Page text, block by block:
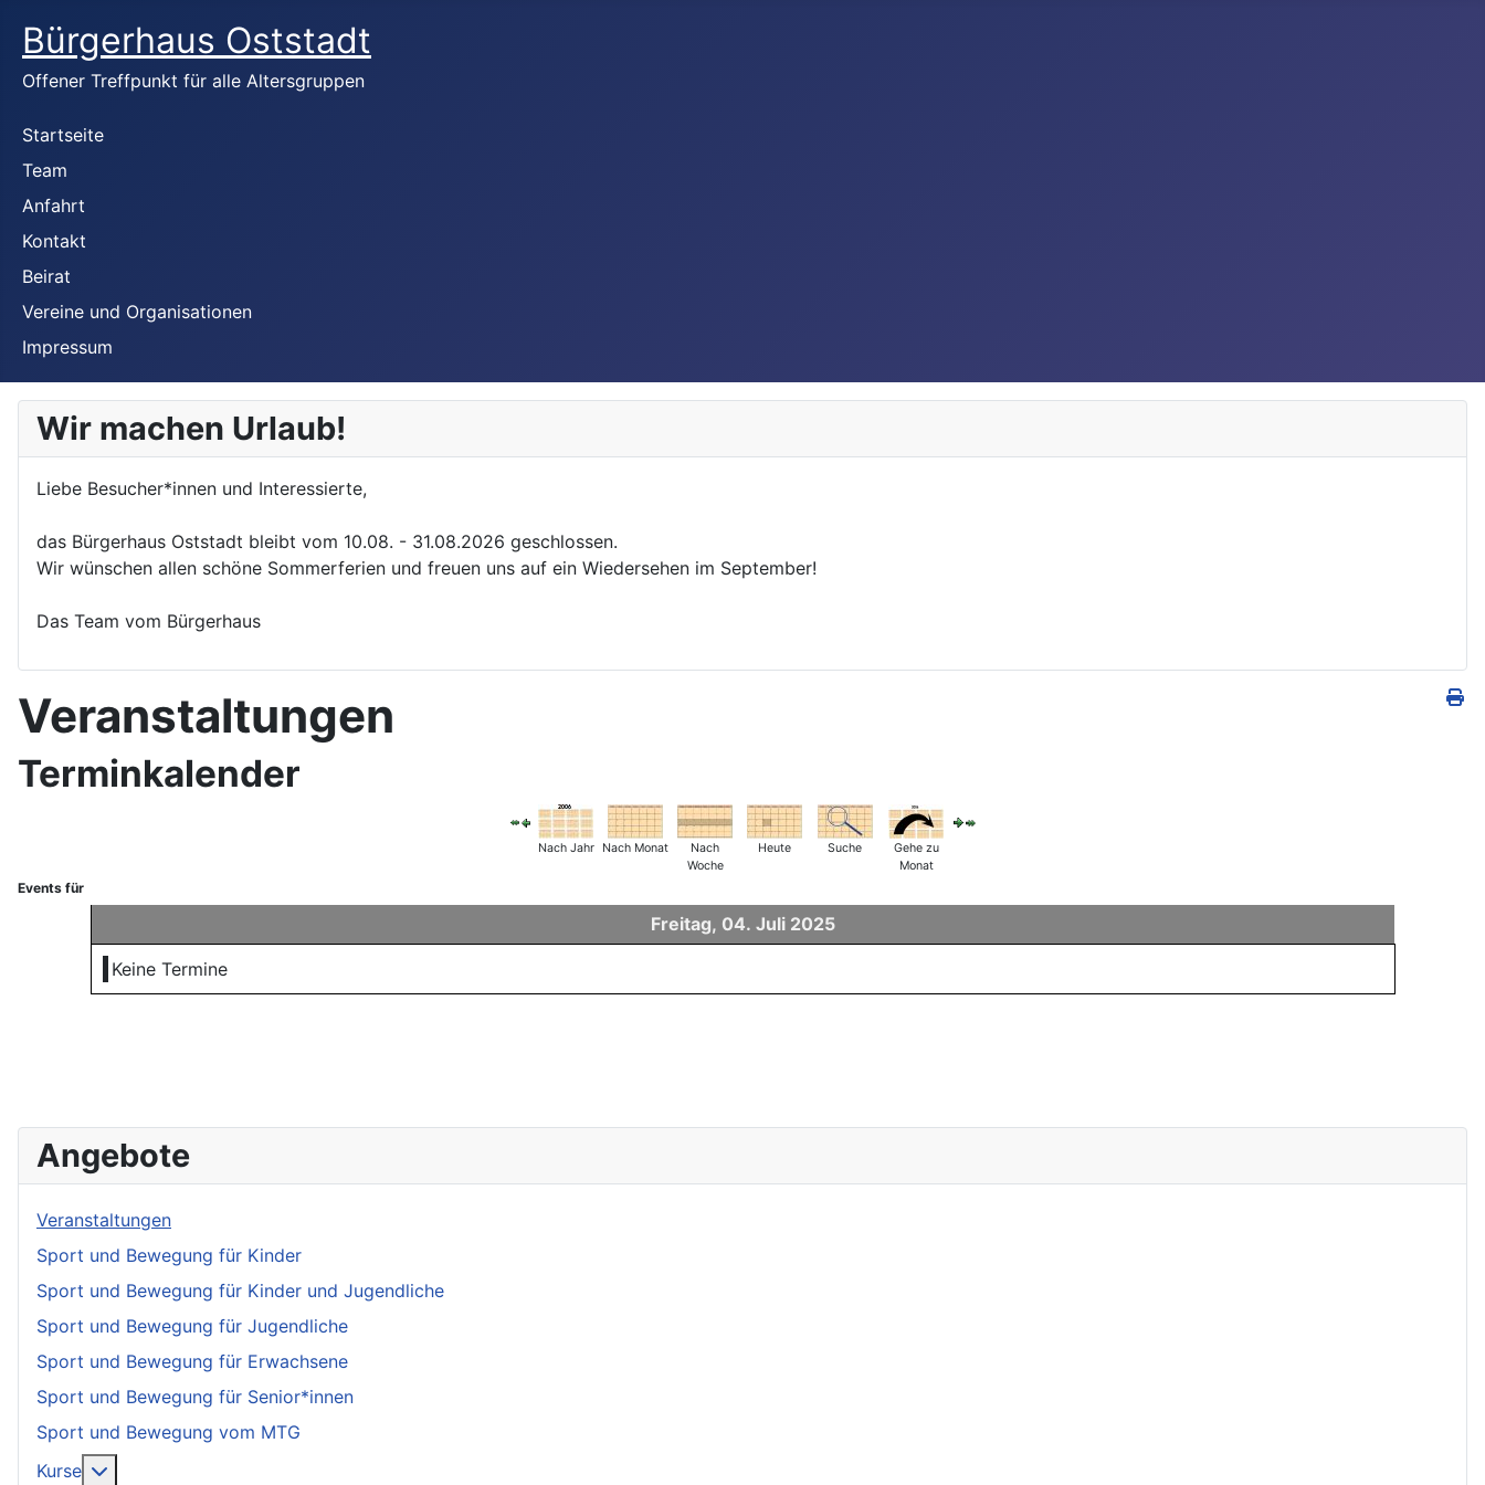
Bürgerhaus Oststadt
Offener Treffpunkt für alle Altersgruppen
Startseite
Team
Anfahrt
Kontakt
Beirat
Vereine und Organisationen
Impressum
Wir machen Urlaub!
Liebe Besucher*innen und Interessierte,
das Bürgerhaus Oststadt bleibt vom 10.08. - 31.08.2026 geschlossen.
Wir wünschen allen schöne Sommerferien und freuen uns auf ein Wiedersehen im September!
Das Team vom Bürgerhaus
Veranstaltungen
Terminkalender
Nach Jahr Nach Monat
Nach
Woche
Heute Suche
Gehe zu
Monat
Events für
Freitag, 04. Juli 2025
Keine Termine
Angebote
Veranstaltungen
Sport und Bewegung für Kinder
Sport und Bewegung für Kinder und Jugendliche
Sport und Bewegung für Jugendliche
Sport und Bewegung für Erwachsene
Sport und Bewegung für Senior*innen
Sport und Bewegung vom MTG
Kurse